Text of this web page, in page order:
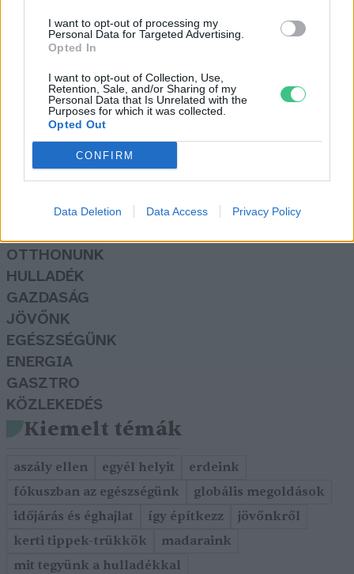
I want to opt-out of processing my
Personal Data for Targeted Advertising.
Opted In
I want to opt-out of Collection, Use,
Retention, Sale, and/or Sharing of my
Personal Data that Is Unrelated with the
Purposes for which it was collected.
Opted Out
CONFIRM
Data Deletion Data Access Privacy Policy
Már lehet jelentkezni a Zöld Híd
Greendex Szemle
OTTHONUNK
HULLADÉK
GAZDASÁG
JÖVŐNK
EGÉSZSÉGÜNK
ENERGIA
GASZTRO
KÖZLEKEDÉS
Kiemelt témák
aszály ellen egyél helyit
erdeink
fókuszban az egészségünk
globális megoldások
időjárás és éghajlat
így építkezz
jövőnkről
kerti tippek-trükkök
madaraink
mit tegyünk a hulladékkal